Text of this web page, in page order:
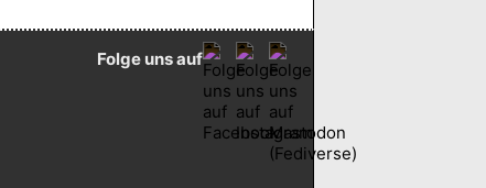
Folge uns auf